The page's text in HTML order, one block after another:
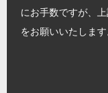
にお手数ですが、
をお願いいたします